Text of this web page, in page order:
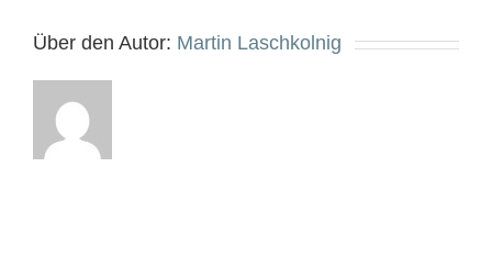
Über den Autor: Martin Laschkolnig